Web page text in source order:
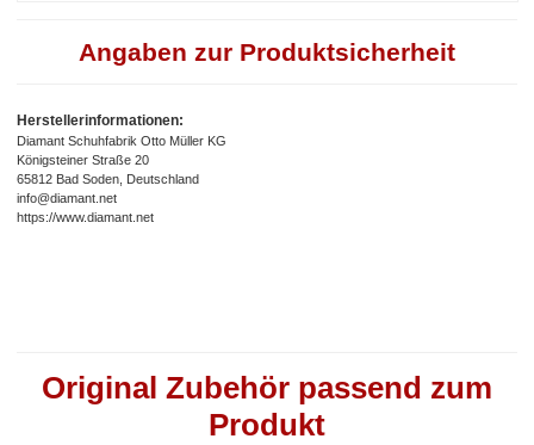
Angaben zur Produktsicherheit
Herstellerinformationen:
Diamant Schuhfabrik Otto Müller KG
Königsteiner Straße 20
65812 Bad Soden, Deutschland
info@diamant.net
https://www.diamant.net
Original Zubehör passend zum
Produkt